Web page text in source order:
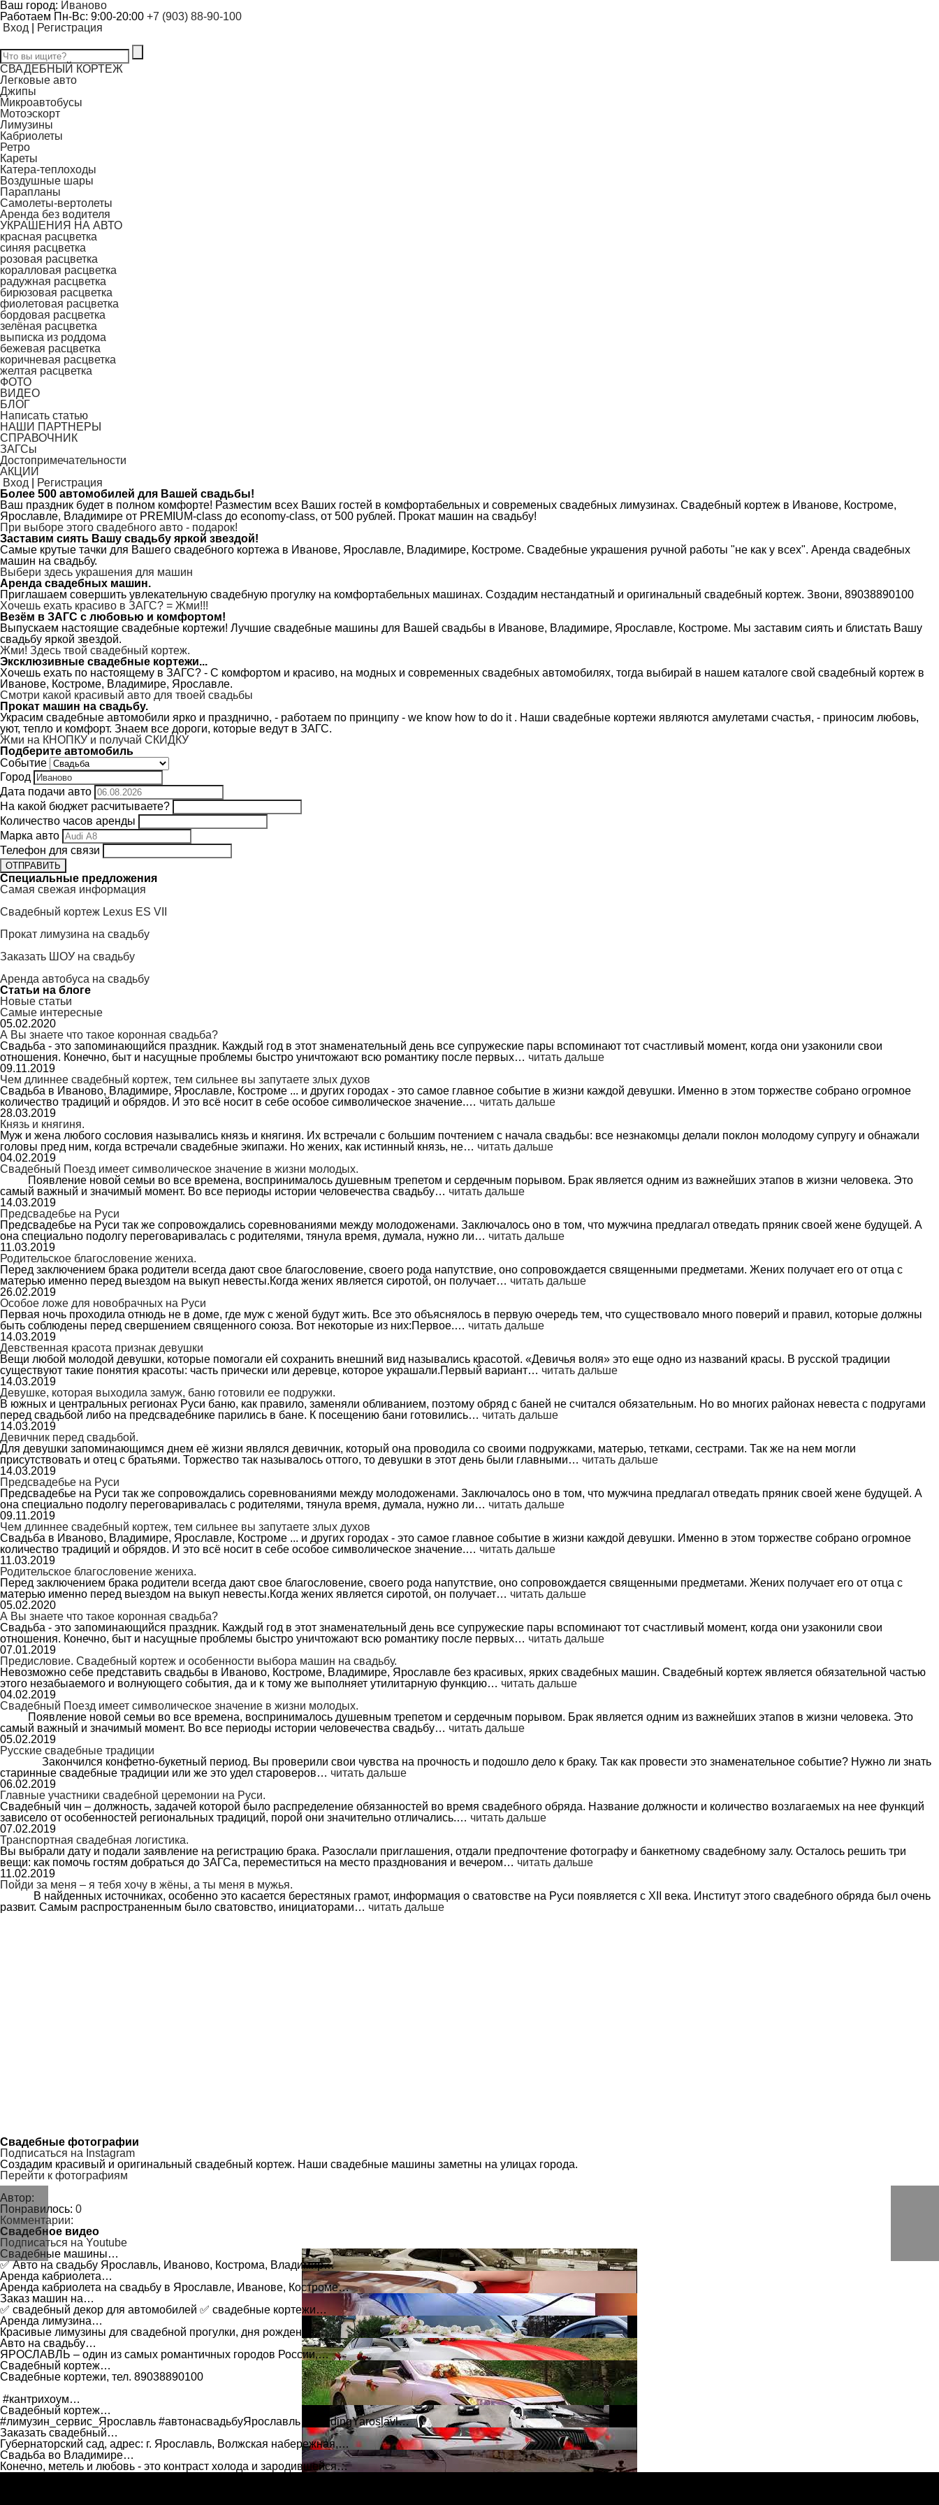
Ваш город: Иваново
Работаем Пн-Вс: 9:00-20:00 +7 (903) 88-90-100
Вход
Регистрация
СВАДЕБНЫЙ КОРТЕЖ
Легковые авто
Джипы
Микроавтобусы
Мотоэскорт
Лимузины
Кабриолеты
Ретро
Кареты
Катера-теплоходы
Воздушные шары
Парапланы
Самолеты-вертолеты
Аренда без водителя
УКРАШЕНИЯ НА АВТО
красная расцветка
синяя расцветка
розовая расцветка
коралловая расцветка
радужная расцветка
бирюзовая расцветка
фиолетовая расцветка
бордовая расцветка
зелёная расцветка
выписка из роддома
бежевая расцветка
коричневая расцветка
желтая расцветка
ФОТО
ВИДЕО
БЛОГ
Написать статью
НАШИ ПАРТНЕРЫ
СПРАВОЧНИК
ЗАГСы
Достопримечательности
АКЦИИ
Вход
Регистрация
Более 500 автомобилей для Вашей свадьбы!
Ваш праздник будет в полном комфорте! Разместим всех Ваших гостей в комфортабельных и современых свадебных лимузинах. Свадебный кортеж в Иванове, Костроме,
Ярославле, Владимире от PREMIUM-class до economy-class, от 500 рублей. Прокат машин на свадьбу!
При выборе этого свадебного авто - подарок!
Заставим сиять Вашу свадьбу яркой звездой!
Самые крутые тачки для Вашего свадебного кортежа в Иванове, Ярославле, Владимире, Костроме. Свадебные украшения ручной работы "не как у всех". Аренда свадебных
машин на свадьбу.
Выбери здесь украшения для машин
Аренда свадебных машин.
Приглашаем совершить увлекательную свадебную прогулку на комфортабельных машинах. Создадим нестандатный и оригинальный свадебный кортеж. Звони, 89038890100
Хочешь ехать красиво в ЗАГС? = Жми!!!
Везём в ЗАГС с любовью и комфортом!
Выпускаем настоящие свадебные кортежи! Лучшие свадебные машины для Вашей свадьбы в Иванове, Владимире, Ярославле, Костроме. Мы заставим сиять и блистать Вашу
свадьбу яркой звездой.
Жми! Здесь твой свадебный кортеж.
Эксклюзивные свадебные кортежи...
Хочешь ехать по настоящему в ЗАГС? - С комфортом и красиво, на модных и современных свадебных автомобилях, тогда выбирай в нашем каталоге свой свадебный кортеж в
Иванове, Костроме, Владимире, Ярославле.
Смотри какой красивый авто для твоей свадьбы
Прокат машин на свадьбу.
Украсим свадебные автомобили ярко и празднично, - работаем по принципу - we know how to do it . Наши свадебные кортежи являются амулетами счастья, - приносим любовь,
уют, тепло и комфорт. Знаем все дороги, которые ведут в ЗАГС.
Жми на КНОПКУ и получай СКИДКУ
Подберите автомобиль
Событие
Город
Дата подачи авто
На какой бюджет расчитываете?
Количество часов аренды
Марка авто
Телефон для связи
ОТПРАВИТЬ
Специальные предложения
Самая свежая информация
Свадебный кортеж Lexus ES VII
Прокат лимузина на свадьбу
Заказать ШОУ на свадьбу
Аренда автобуса на свадьбу
Статьи на блоге
Новые статьи
Самые интересные
05.02.2020
А Вы знаете что такое коронная свадьба?
Свадьба - это запоминающийся праздник. Каждый год в этот знаменательный день все супружеские пары вспоминают тот счастливый момент, когда они узаконили свои
отношения. Конечно, быт и насущные проблемы быстро уничтожают всю романтику после первых… читать дальше
09.11.2019
Чем длиннее свадебный кортеж, тем сильнее вы запутаете злых духов
Свадьба в Иваново, Владимире, Ярославле, Костроме ... и других городах - это самое главное событие в жизни каждой девушки. Именно в этом торжестве собрано огромное
количество традиций и обрядов. И это всё носит в себе особое символическое значение.… читать дальше
28.03.2019
Князь и княгиня.
Муж и жена любого сословия назывались князь и княгиня. Их встречали с большим почтением с начала свадьбы: все незнакомцы делали поклон молодому супругу и обнажали
головы пред ним, когда встречали свадебные экипажи. Но жених, как истинный князь, не… читать дальше
04.02.2019
Свадебный Поезд имеет символическое значение в жизни молодых.
Появление новой семьи во все времена, воспринималось душевным трепетом и сердечным порывом. Брак является одним из важнейших этапов в жизни человека. Это
самый важный и значимый момент. Во все периоды истории человечества свадьбу… читать дальше
14.03.2019
Предсвадебье на Руси
Предсвадебье на Руси так же сопровождались соревнованиями между молодоженами. Заключалось оно в том, что мужчина предлагал отведать пряник своей жене будущей. А
она специально подолгу переговаривалась с родителями, тянула время, думала, нужно ли… читать дальше
11.03.2019
Родительское благословение жениха.
Перед заключением брака родители всегда дают свое благословение, своего рода напутствие, оно сопровождается священными предметами. Жених получает его от отца с
матерью именно перед выездом на выкуп невесты.Когда жених является сиротой, он получает… читать дальше
26.02.2019
Особое ложе для новобрачных на Руси
Первая ночь проходила отнюдь не в доме, где муж с женой будут жить. Все это объяснялось в первую очередь тем, что существовало много поверий и правил, которые должны
быть соблюдены перед свершением священного союза. Вот некоторые из них:Первое.… читать дальше
14.03.2019
Девственная красота признак девушки
Вещи любой молодой девушки, которые помогали ей сохранить внешний вид назывались красотой. «Девичья воля» это еще одно из названий красы. В русской традиции
существуют такие понятия красоты: часть прически или деревце, которое украшали.Первый вариант… читать дальше
14.03.2019
Девушке, которая выходила замуж, баню готовили ее подружки.
В южных и центральных регионах Руси баню, как правило, заменяли обливанием, поэтому обряд с баней не считался обязательным. Но во многих районах невеста с подругами
перед свадьбой либо на предсвадебнике парились в бане. К посещению бани готовились… читать дальше
14.03.2019
Девичник перед свадьбой.
Для девушки запоминающимся днем её жизни являлся девичник, который она проводила со своими подружками, матерью, тетками, сестрами. Так же на нем могли
присутствовать и отец с братьями. Торжество так называлось оттого, то девушки в этот день были главными… читать дальше
14.03.2019
Предсвадебье на Руси
Предсвадебье на Руси так же сопровождались соревнованиями между молодоженами. Заключалось оно в том, что мужчина предлагал отведать пряник своей жене будущей. А
она специально подолгу переговаривалась с родителями, тянула время, думала, нужно ли… читать дальше
09.11.2019
Чем длиннее свадебный кортеж, тем сильнее вы запутаете злых духов
Свадьба в Иваново, Владимире, Ярославле, Костроме ... и других городах - это самое главное событие в жизни каждой девушки. Именно в этом торжестве собрано огромное
количество традиций и обрядов. И это всё носит в себе особое символическое значение.… читать дальше
11.03.2019
Родительское благословение жениха.
Перед заключением брака родители всегда дают свое благословение, своего рода напутствие, оно сопровождается священными предметами. Жених получает его от отца с
матерью именно перед выездом на выкуп невесты.Когда жених является сиротой, он получает… читать дальше
05.02.2020
А Вы знаете что такое коронная свадьба?
Свадьба - это запоминающийся праздник. Каждый год в этот знаменательный день все супружеские пары вспоминают тот счастливый момент, когда они узаконили свои
отношения. Конечно, быт и насущные проблемы быстро уничтожают всю романтику после первых… читать дальше
07.01.2019
Предисловие. Свадебный кортеж и особенности выбора машин на свадьбу.
Невозможно себе представить свадьбы в Иваново, Костроме, Владимире, Ярославле без красивых, ярких свадебных машин. Свадебный кортеж является обязательной частью
этого незабыаемого и волнующего события, да и к тому же выполняет утилитарную функцию… читать дальше
04.02.2019
Свадебный Поезд имеет символическое значение в жизни молодых.
Появление новой семьи во все времена, воспринималось душевным трепетом и сердечным порывом. Брак является одним из важнейших этапов в жизни человека. Это
самый важный и значимый момент. Во все периоды истории человечества свадьбу… читать дальше
05.02.2019
Русские свадебные традиции
Закончился конфетно-букетный период. Вы проверили свои чувства на прочность и подошло дело к браку. Так как провести это знаменательное событие? Нужно ли знать
старинные свадебные традиции или же это удел староверов… читать дальше
06.02.2019
Главные участники свадебной церемонии на Руси.
Свадебный чин – должность, задачей которой было распределение обязанностей во время свадебного обряда. Название должности и количество возлагаемых на нее функций
зависело от особенностей региональных традиций, порой они значительно отличались.… читать дальше
07.02.2019
Транспортная свадебная логистика.
Вы выбрали дату и подали заявление на регистрацию брака. Разослали приглашения, отдали предпочтение фотографу и банкетному свадебному залу. Осталось решить три
вещи: как помочь гостям добраться до ЗАГСа, переместиться на место празднования и вечером… читать дальше
11.02.2019
Пойди за меня – я тебя хочу в жёны, а ты меня в мужья.
В найденных источниках, особенно это касается берестяных грамот, информация о сватовстве на Руси появляется с ХII века. Институт этого свадебного обряда был очень
развит. Самым распространенным было сватовство, инициаторами… читать дальше
Свадебные фотографии
Подписаться на Instagram
Создадим красивый и оригинальный свадебный кортеж. Наши свадебные машины заметны на улицах города.
Перейти к фотографиям
Автор:
Понравилось: 0
Комментарии:
Свадебное видео
Подписаться на Youtube
Свадебные машины…
✅ Авто на свадьбу Ярославль, Иваново, Кострома, Владимир…
Аренда кабриолета…
Аренда кабриолета на свадьбу в Ярославле, Иванове, Костроме…
Заказ машин на…
✅ свадебный декор для автомобилей ✅ свадебные кортежи…
Аренда лимузина…
Красивые лимузины для свадебной прогулки, дня рождения,…
Авто на свадьбу…
ЯРОСЛАВЛЬ – один из самых романтичных городов России,…
Свадебный кортеж…
Свадебные кортежи, тел. 89038890100
#кантрихоум…
Свадебный кортеж…
#лимузин_сервис_Ярославль #автонасвадьбуЯрославль #weddingYaroslavl…
Заказать свадебный…
Губернаторский сад, адрес: г. Ярославль, Волжская набережная,…
Свадьба во Владимире…
Конечно, метель и любовь - это контраст холода и зародившейся…